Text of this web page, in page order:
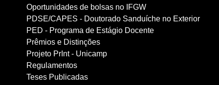
Oportunidades de bolsas no IFGW
PDSE/CAPES - Doutorado Sanduíche no Exterior
PED - Programa de Estágio Docente
Prêmios e Distinções
Projeto PrInt - Unicamp
Regulamentos
Teses Publicadas